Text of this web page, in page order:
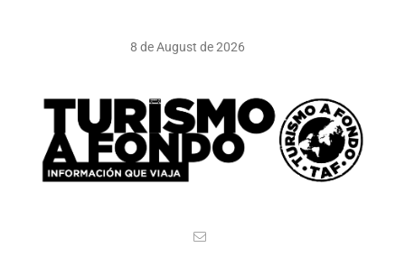
8 de August de 2026